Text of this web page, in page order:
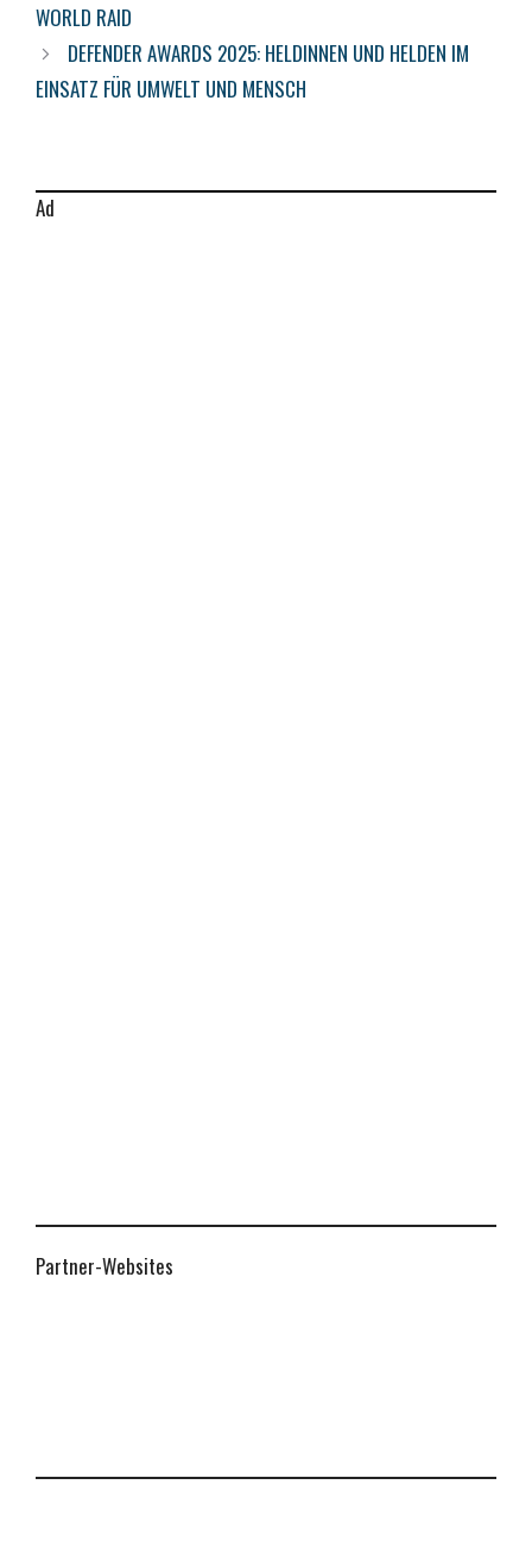
WORLD RAID
DEFENDER AWARDS 2025: HELDINNEN UND HELDEN IM
EINSATZ FÜR UMWELT UND MENSCH
Ad
Partner-Websites